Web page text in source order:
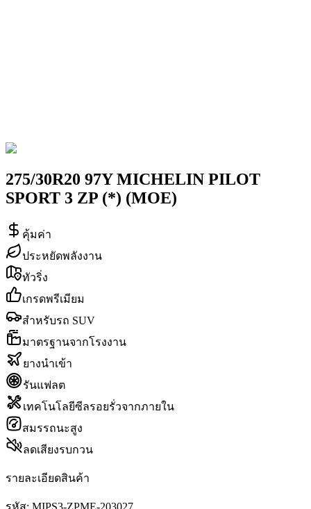
275/30R20 97Y MICHELIN PILOT
SPORT 3 ZP (*) (MOE)
คุ้มค่า
ประหยัดพลังงาน
ทัวริ่ง
เกรดพรีเมียม
สำหรับรถ SUV
มาตรฐานจากโรงงาน
ยางนำเข้า
รันแฟลต
เทคโนโลยีซีลรอยรั่วจากภายใน
สมรรถนะสูง
ลดเสียงรบกวน
รายละเอียดสินค้า
รหัส: MIPS3-ZPME-203027